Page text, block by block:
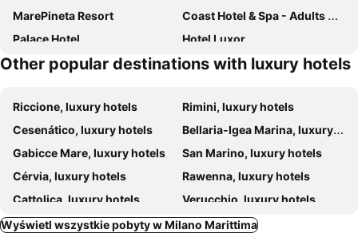
MarePineta Resort
Coast Hotel & Spa - Adults Only
Palace Hotel
Hotel Luxor
Hotel Belvedere
Hotel Waldorf
Hotel Nordic
Kiss Beachfront Hotel & Restaurant
Vistamare Suite
Grand Hotel Gallia
Hotel Levante
Romagna Suite hotel
Albergo Cappello
Other popular destinations with luxury hotels
Riccione, luxury hotels
Rimini, luxury hotels
Cesenático, luxury hotels
Bellaria-Igea Marina, luxury hotels
Gabicce Mare, luxury hotels
San Marino, luxury hotels
Cérvia, luxury hotels
Rawenna, luxury hotels
Cattolica, luxury hotels
Verucchio, luxury hotels
San Clemente, luxury hotels
Gatteo, luxury hotels
Wyświetl wszystkie pobyty w Milano Marittima